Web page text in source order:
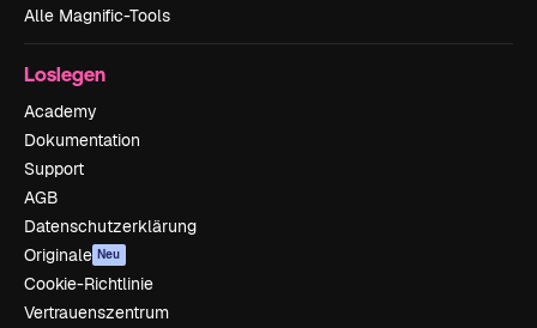
Alle Magnific-Tools
Loslegen
Academy
Dokumentation
Support
AGB
Datenschutzerklärung
Originale Neu
Cookie-Richtlinie
Vertrauenszentrum